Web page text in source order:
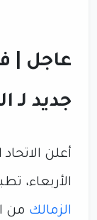
عاجل |
جديد لـ
أعلن
الأربعاء،
الزمالك من القيد لـ